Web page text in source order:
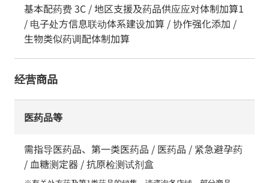
基本配药费 3C / 地区支援及药品供应应对体制加算1
/ 电子处方信息联动体系建设加算 / 协作强化添加 /
生物类似药调配体制加算
经营商品
医药品等
需指导医药品、第一类医药品 / 医药品 / 紧急避孕药
/ 血糖测定器 / 抗原检测试剂盒